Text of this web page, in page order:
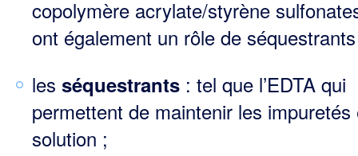
copolymère acrylate/styrène
ont également un rôle de
les séquestrants : tel que l’EDTA qui
permettent de maintenir les impuretés
solution ;